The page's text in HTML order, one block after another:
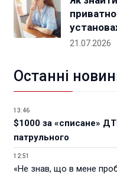
21.07.2026
Останні
13:46
$1000 за «списане»
патрульного
12:51
«Не знав, що в мене